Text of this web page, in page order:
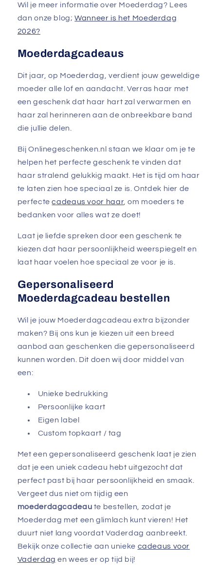
Wil je meer informatie over Moederdag? Lees
dan onze blog;Wanneer is het Moederdag
2026?
Moederdagcadeaus
Dit jaar, op Moederdag, verdient jouw geweldige
moeder alle lof en aandacht. Verras haar met
een geschenk dat haar hart zal verwarmen en
haar zal herinneren aan de onbreekbare band
die jullie delen.
Bij Onlinegeschenken.nl staan we klaar om je te
helpen het perfecte geschenk te vinden dat
haar stralend gelukkig maakt. Het is tijd om haar
te laten zien hoe speciaal ze is. Ontdek hier de
perfectecadeaus voor haar, om moeders te
bedanken voor alles wat ze doet!
Laat je liefde spreken door een geschenk te
kiezen dat haar persoonlijkheid weerspiegelt en
laat haar voelen hoe speciaal ze voor je is.
Gepersonaliseerd
Moederdagcadeau bestellen
Wil je jouw Moederdagcadeau extra bijzonder
maken? Bij ons kun je kiezen uit een breed
aanbod aan geschenken die gepersonaliseerd
kunnen worden. Dit doen wij door middel van
een:
Unieke bedrukking
Persoonlijke kaart
Eigen label
Custom topkaart / tag
Met een gepersonaliseerd geschenk laat je zien
dat je een uniek cadeau hebt uitgezocht dat
perfect past bij haar persoonlijkheid en smaak.
Vergeet dus niet om tijdig een
moederdagcadeau te bestellen, zodat je
Moederdag met een glimlach kunt vieren! Het
duurt niet lang voordat Vaderdag aanbreekt.
Bekijk onze collectie aan unieke cadeaus voor
Vaderdag en wees er op tijd bij!